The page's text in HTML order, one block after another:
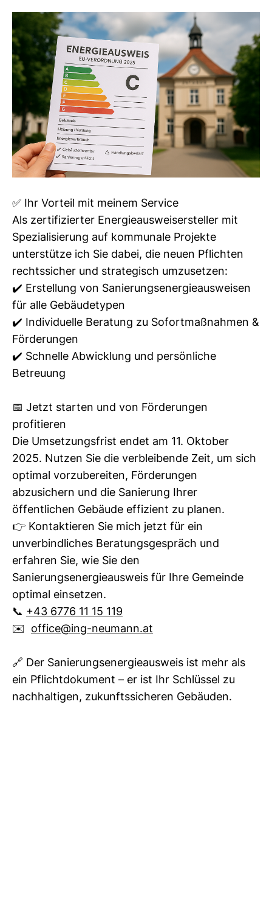
✅ Ihr Vorteil mit meinem Service
Als zertifizierter Energieausweisersteller mit
Spezialisierung auf kommunale Projekte
unterstütze ich Sie dabei, die neuen Pflichten
rechtssicher und strategisch umzusetzen:
✔️ Erstellung von Sanierungsenergieausweisen
für alle Gebäudetypen
✔️ Individuelle Beratung zu Sofortmaßnahmen &
Förderungen
✔️ Schnelle Abwicklung und persönliche
Betreuung
📅 Jetzt starten und von Förderungen
profitieren
Die Umsetzungsfrist endet am 11. Oktober
2025. Nutzen Sie die verbleibende Zeit, um sich
optimal vorzubereiten, Förderungen
abzusichern und die Sanierung Ihrer
öffentlichen Gebäude effizient zu planen.
👉 Kontaktieren Sie mich jetzt für ein
unverbindliches Beratungsgespräch und
erfahren Sie, wie Sie den
Sanierungsenergieausweis für Ihre Gemeinde
optimal einsetzen.
📞 +43 6776 11 15 119
✉️ office@ing-neumann.at
🔗 Der Sanierungsenergieausweis ist mehr als
ein Pflichtdokument – er ist Ihr Schlüssel zu
nachhaltigen, zukunftssicheren Gebäuden.